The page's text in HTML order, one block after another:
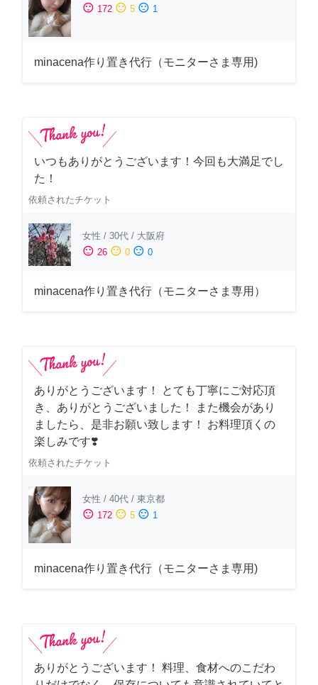
sentiment_satisfied 172 sentiment_neutral 5 sentiment_dissatisfied 1
minacena作り置き代行（モニターさま専用)
いつもありがとうございます！今回も大満足でし
た！
依頼されたチケット
女性 / 30代 / 大阪府
sentiment_satisfied 26 sentiment_neutral 0 sentiment_dissatisfied 0
minacena作り置き代行（モニターさま専用）
ありがとうございます！ とても丁寧にご対応頂
き、ありがとうございました！ また機会があり
ましたら、是非お願い致します！ お料理頂くの
楽しみです❣️
依頼されたチケット
女性 / 40代 / 東京都
sentiment_satisfied 172 sentiment_neutral 5 sentiment_dissatisfied 1
minacena作り置き代行（モニターさま専用)
ありがとうございます！ 料理、食材へのこだわ